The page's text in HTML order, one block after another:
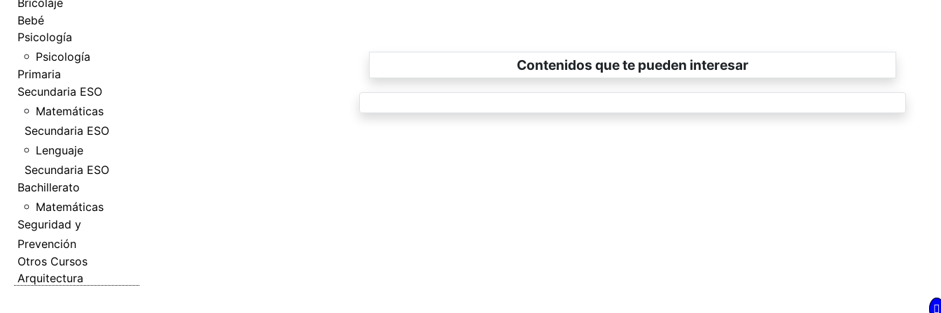
Bebé
Psicología
Psicología
Primaria
Secundaria ESO
Matemáticas
Secundaria ESO
Lenguaje
Secundaria ESO
Bachillerato
Matemáticas
Seguridad y
Prevención
Otros Cursos
Arquitectura
Contenidos que te pueden interesar